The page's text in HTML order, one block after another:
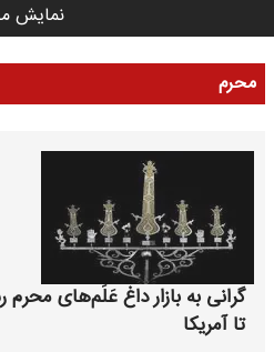
نمایش
محرم
گرانی به بازار داغ عَلَم‌های
تا آمریکا